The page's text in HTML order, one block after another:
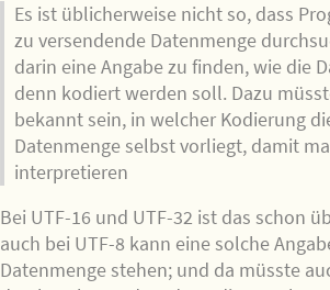
Es ist üblicherweise nicht so, dass
zu versendende Datenmenge
darin eine Angabe zu finden, wie die
denn kodiert werden soll. Dazu
bekannt sein, in welcher Kodierung
Datenmenge selbst vorliegt, damit
interpretieren
Bei UTF-16 und UTF-32 ist das schon
auch bei UTF-8 kann eine solche
Datenmenge stehen; und da müsste